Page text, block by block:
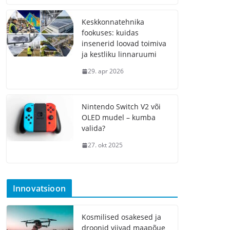
Keskkonnatehnika
fookuses: kuidas
insenerid loovad toimiva
ja kestliku linnaruumi
29. apr 2026
Nintendo Switch V2 või
OLED mudel – kumba
valida?
27. okt 2025
Innovatsioon
Kosmilised osakesed ja
droonid viivad maapõue